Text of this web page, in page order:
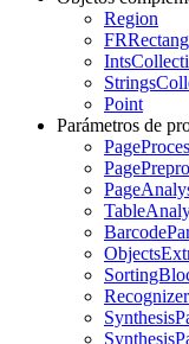
Region
Point
Parámetros de